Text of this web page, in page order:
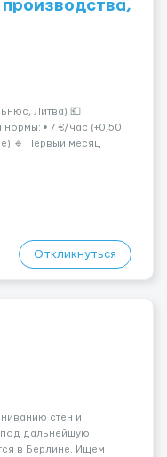
Литва) 💶
нормы: • 7 €/час (+0,50
🔹 Первый месяц
на современн...
Откликнуться
стен и
под дальнейшую
в Берлине. Ищем